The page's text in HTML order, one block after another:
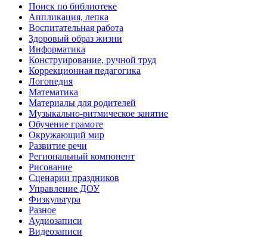
Поиск по библиотеке
Аппликация, лепка
Воспитательная работа
Здоровый образ жизни
Информатика
Конструирование, ручной труд
Коррекционная педагогика
Логопедия
Математика
Материалы для родителей
Музыкально-ритмическое занятие
Обучение грамоте
Окружающий мир
Развитие речи
Региональный компонент
Рисование
Сценарии праздников
Управление ДОУ
Физкультура
Разное
Аудиозаписи
Видеозаписи